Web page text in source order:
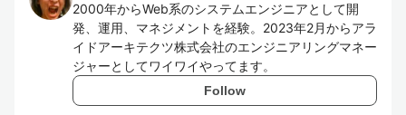
2000年からWeb系のシステムエンジニアとして開
発、運用、マネジメントを経験。2023年2月からアラ
イドアーキテクツ株式会社のエンジニアリングマネー
ジャーとしてワイワイやってます。
Follow